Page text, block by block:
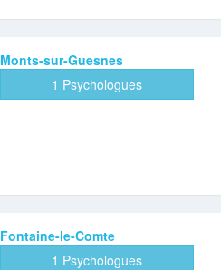
Monts-sur-Guesnes
1 Psychologues
Fontaine-le-Comte
1 Psychologues